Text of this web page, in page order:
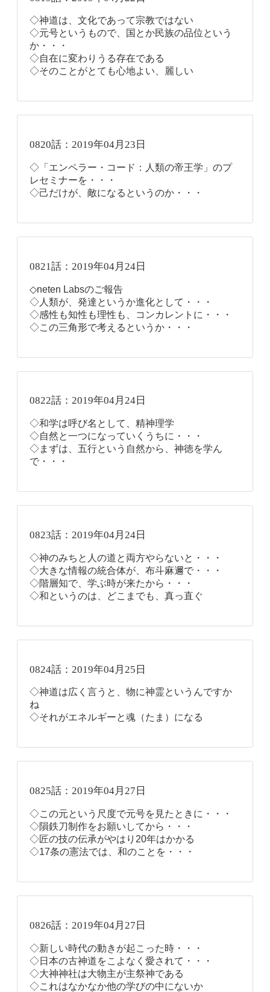
◇神道は、文化であって宗教ではない
◇元号というもので、国とか民族の品位という
か・・・
◇自在に変わりうる存在である
◇そのことがとても心地よい、麗しい
0820話：2019年04月23日
◇「エンペラー・コード：人類の帝王学」のプ
レセミナーを・・・
◇己だけが、敵になるというのか・・・
0821話：2019年04月24日
◇neten Labsのご報告
◇人類が、発達というか進化として・・・
◇感性も知性も理性も、コンカレントに・・・
◇この三角形で考えるというか・・・
0822話：2019年04月24日
◇和学は呼び名として、精神理学
◇自然と一つになっていくうちに・・・
◇まずは、五行という自然から、神徳を学ん
で・・・
0823話：2019年04月24日
◇神のみちと人の道と両方やらないと・・・
◇大きな情報の統合体が、布斗麻邇で・・・
◇階層知で、学ぶ時が来たから・・・
◇和というのは、どこまでも、真っ直ぐ
0824話：2019年04月25日
◇神道は広く言うと、物に神霊というんですか
ね
◇それがエネルギーと魂（たま）になる
0825話：2019年04月27日
◇この元という尺度で元号を見たときに・・・
◇隕鉄刀制作をお願いしてから・・・
◇匠の技の伝承がやはり20年はかかる
◇17条の憲法では、和のことを・・・
0826話：2019年04月27日
◇新しい時代の動きが起こった時・・・
◇日本の古神道をこよなく愛されて・・・
◇大神神社は大物主が主祭神である
◇これはなかなか他の学びの中にないか